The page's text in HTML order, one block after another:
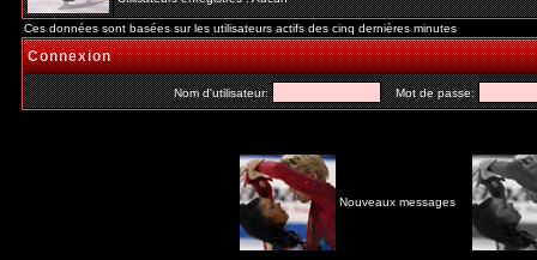
Ces données sont basées sur les utilisateurs actifs des cinq dernières minutes
Connexion
Nom d'utilisateur: Mot de passe:
Nouveaux messages